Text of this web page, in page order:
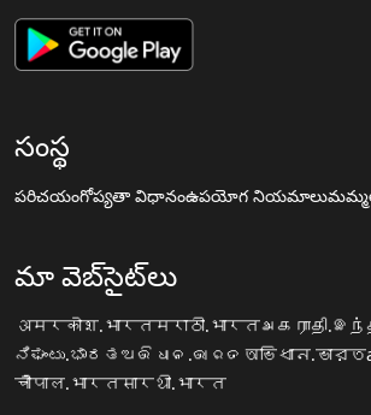
సంస్థ
పరిచయంగోప్యతా విధానంఉపయోగ నియమాలు
మా వెబ్‌సైట్‌లు
अमरकोश.भारतमराठी.भारत
ನಿಘಂಟು.ಭಾರತ ଅଭିଧାନ.ଭାରତ অভিধান.ভারত
चौपाल.भारतसारथी.भारत